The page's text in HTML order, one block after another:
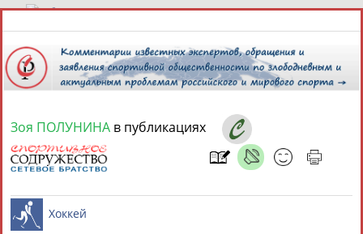
8 августа 2026 года,16:36
1персона
Зоя ПОЛУНИНА в публикациях